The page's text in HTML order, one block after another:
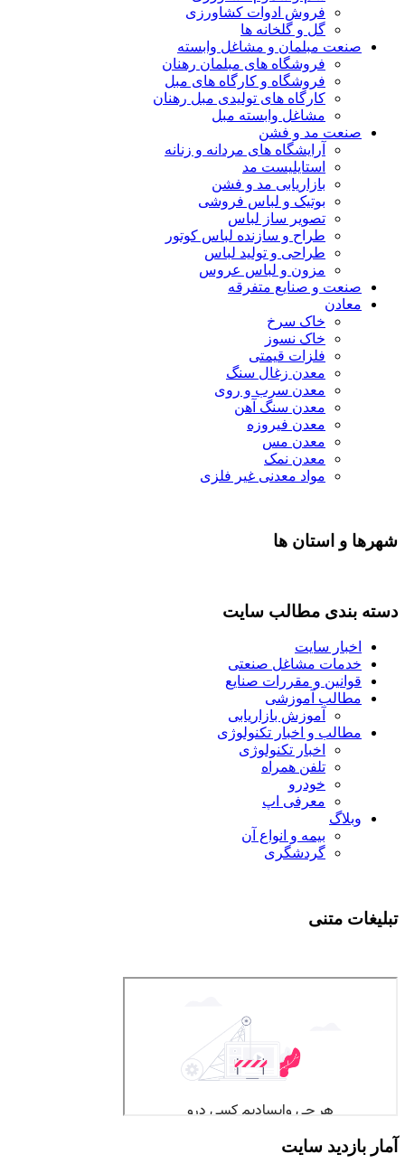
فروش ادوات کشاورزی
گل و گلخانه ها
مبلمان و مشاغل وابسته
فروشگاه های مبلمان رهنان
فروشگاه و کارگاه های مبل
کارگاه های تولیدی مبل رهنان
مشاغل وابسته مبل
مد و فشن
آرایشگاه های مردانه و زنانه
استایلیست مد
بازاریابی مد و فشن
بوتیک و لباس فروشی
تصویر ساز لباس
طراح و سازنده لباس کوتور
طراحی و تولید لباس
مزون و لباس عروس
و صنایع متفرقه
خاک سرخ
خاک نسوز
فلزات قیمتی
معدن زغال سنگ
معدن سرب و روی
معدن سنگ آهن
معدن فیروزه
معدن مس
معدن نمک
مواد معدنی غیر فلزی
و استان ها
بندی مطالب سایت
سایت
مشاغل صنعتی
و مقررات صنایع
آموزشی
آموزش بازاریابی
و اخبار تکنولوژی
اخبار تکنولوژی
تلفن همراه
خودرو
معرفی اپ
بیمه و انواع آن
گردشگری
متنی
سایت